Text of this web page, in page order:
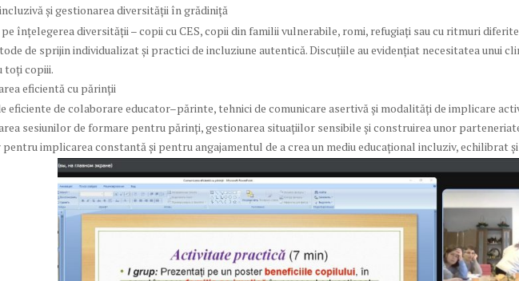
și gestionarea diversității în grădiniță
înțelegerea diversității – copii cu CES, copii din familii vulnerabile, romi, refugiați sau cu ritmuri
de sprijin individualizat și practici de incluziune autentică. Discuțiile au evidențiat necesitatea unui
toți copiii.
eficientă cu părinții
eficiente de colaborare educator–părinte, tehnici de comunicare asertivă și modalități de implicare
sesiunilor de formare pentru părinți, gestionarea situațiilor sensibile și construirea unor
implicarea constantă și pentru angajamentul de a crea un mediu educațional incluziv, echilibrat